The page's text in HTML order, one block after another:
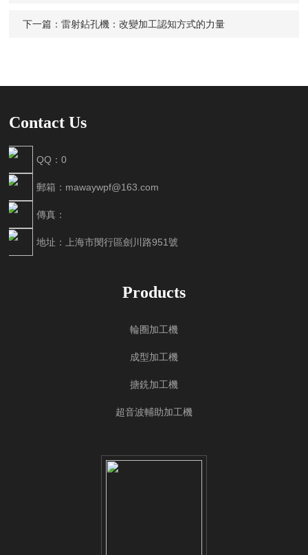
下一篇：雷射鉆孔機：改變加工認知方式的力量
Contact Us
QQ：0
郵箱：mawaywpf@163.com
傳真：
地址：上海市閔行區劍川路951號
Products
輪圈加工機
成型加工機
搪銑加工機
超音波輔助加工機